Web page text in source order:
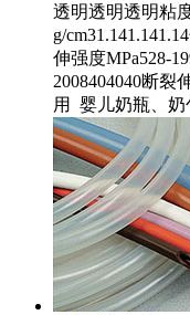
透明透明透明粘
g/
伸强度MPa528-
2008404040断裂
用 婴儿奶瓶、奶